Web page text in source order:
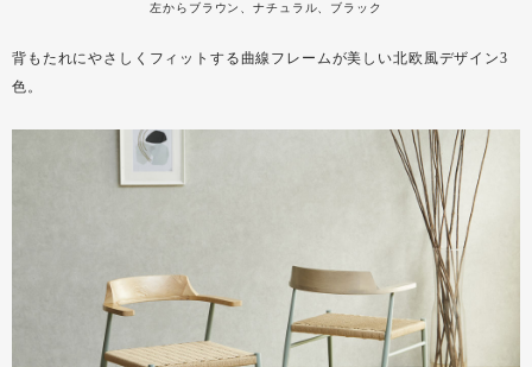
左からブラウン、ナチュラル、ブラック
背もたれにやさしくフィットする曲線フレームが美しい北欧風デザイン3
色。